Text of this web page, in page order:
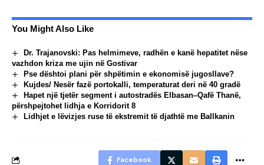
You Might Also Like
Dr. Trajanovski: Pas helmimeve, radhën e kanë hepatitet nëse
vazhdon kriza me ujin në Gostivar
Pse dështoi plani për shpëtimin e ekonomisë jugosllave?
Kujdes/ Nesër fazë portokalli, temperaturat deri në 40 gradë
Hapet një tjetër segment i autostradës Elbasan–Qafë Thanë,
përshpejtohet lidhja e Korridorit 8
Lidhjet e lëvizjes ruse të ekstremit të djathtë me Ballkanin
Facebook